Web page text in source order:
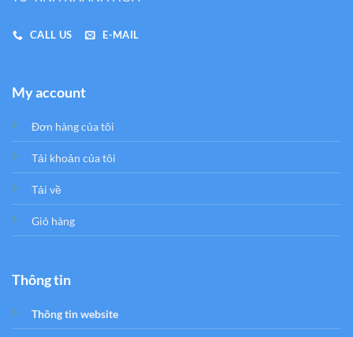
CALL US E-MAIL
My account
Đơn hàng của tôi
Tải khoản của tôi
Tải về
Giỏ hàng
Thông tin
Thông tin website